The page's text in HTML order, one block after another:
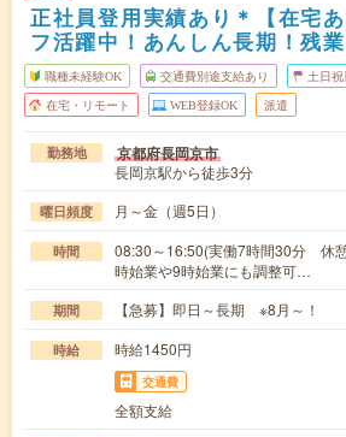
正社員登用実績あり＊【在宅
フ活躍中！あんしん長期！残
職種未経験OK 交通費別途支給あり 土日祝
在宅・リモート WEB登録OK 派遣
勤務地 京都府長岡京市
長岡京駅から徒歩3分
曜日頻度 月～金（週5日）
時間
08:30～16:50(実働7時間30分 休
時始業や9時始業にも調整可…
期間 【急募】即日～長期 ※8月～！
時給 時給1450円
交通費
全額支給